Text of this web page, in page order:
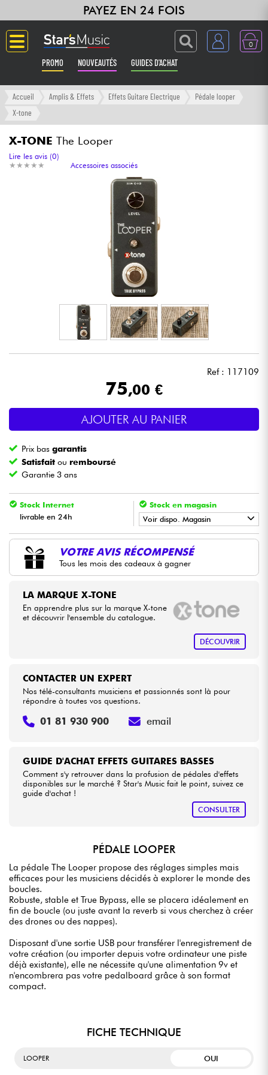
PAYEZ EN 24 FOIS
0
PROMO NOUVEAUTÉS GUIDES D'ACHAT
Langue
Amplis & Effets
Synthés & Sampleurs
Micros & HF
Eclairage
Vents
Violons & Quatuor
Eveil Musical
Câbles & Access.
HiFi
Accueil Amplis & Effets Effets Guitare Electrique
Pédale looper
X-tone
X-TONE The Looper
★ ★ ★ ★ ★
★ ★ ★ ★ ★
Lire les avis (0)
Accessoires associés
Ref : 117109
75,00 €
AJOUTER AU PANIER
Prix basgarantis
Satisfait ou remboursé
Garantie 3 ans
Stock Internet
livrable en 24h
Stock en magasin
Voir dispo. Magasin
• LA PÉDALE BYStar'SMusic
• Star' S MusicBORDEAUX
• Star' MusicBRUXELLES
LILLE
•
• Star
•
VOTRE AVIS RÉCOMPENSÉ
Tous les mois des cadeaux à gagner
LA MARQUE X-TONE
En apprendre plus sur la marque X-tone
et découvrir l'ensemble du catalogue.
DÉCOUVRIR
GUIDE D'ACHAT EFFETS GUITARES BASSES
Comment s'y retrouver dans la profusion de pédales d'effets
disponibles sur le marché ? Star's Music fait le point, suivez ce
guide d'achat !
CONSULTER
CONTACTER UN EXPERT
Nos télé-consultants musiciens et passionnés sont là pour
répondre à toutes vos questions.
01 81 930 900 email
PÉDALE LOOPER
La pédale The Looper propose des réglages simples mais
efficaces pour les musiciens décidés à explorer le monde des
boucles.
Robuste, stable et True Bypass, elle se placera idéalement en
fin de boucle (ou juste avant la reverb si vous cherchez à créer
des drones ou des nappes).
Disposant d'une sortie USB pour transférer l'enregistrement de
votre création (ou importer depuis votre ordinateur une piste
déjà existante), elle ne nécessite qu'une alimentation 9v et
n'encombrera pas votre pedalboard grâce à son format
compact.
FICHE TECHNIQUE
LOOPER OUI